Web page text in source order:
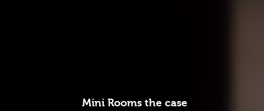
Mini Rooms the case